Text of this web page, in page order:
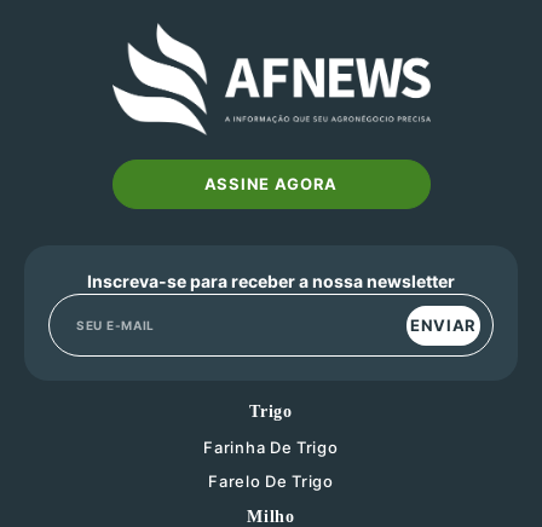
ASSINE AGORA
Inscreva-se para receber a nossa newsletter
ENVIAR
Trigo
Farinha De Trigo
Farelo De Trigo
Milho